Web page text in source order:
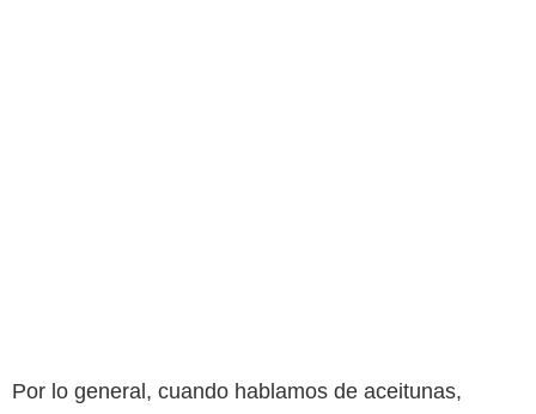
Por lo general, cuando hablamos de aceitunas,